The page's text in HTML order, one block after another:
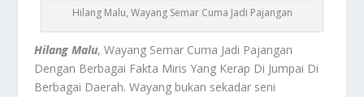
Hilang Malu, Wayang Semar Cuma Jadi Pajangan
Hilang Malu, Wayang Semar Cuma Jadi Pajangan
Dengan Berbagai Fakta Miris Yang Kerap Di Jumpai Di
Berbagai Daerah.Wayang bukan sekadar seni